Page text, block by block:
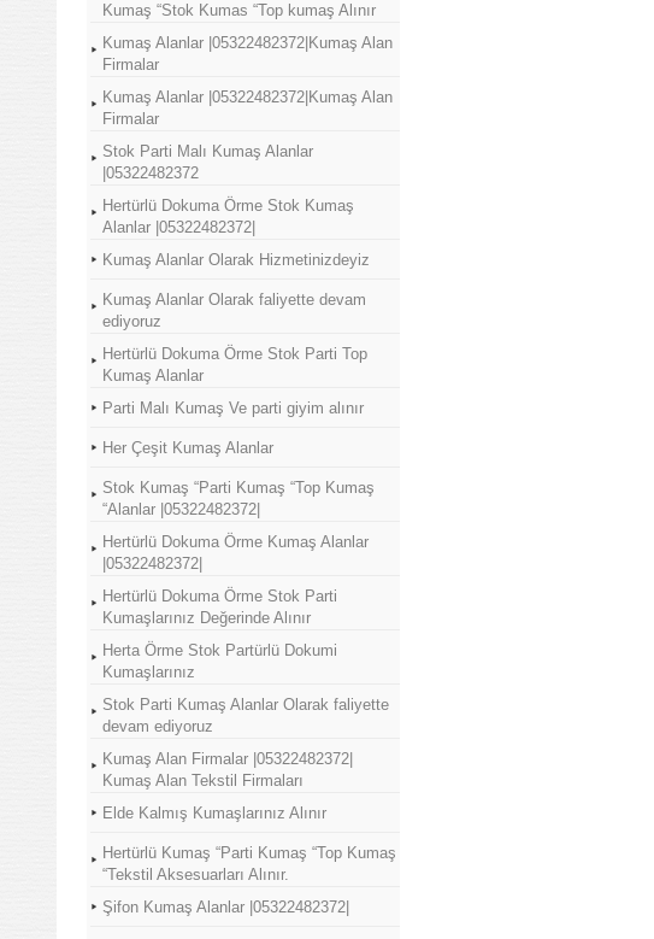
Kumaş “Stok Kumas “Top kumaş Alınır
Kumaş Alanlar |05322482372|Kumaş Alan
Firmalar
Kumaş Alanlar |05322482372|Kumaş Alan
Firmalar
Stok Parti Malı Kumaş Alanlar
|05322482372
Hertürlü Dokuma Örme Stok Kumaş
Alanlar |05322482372|
Kumaş Alanlar Olarak Hizmetinizdeyiz
Kumaş Alanlar Olarak faliyette devam
ediyoruz
Hertürlü Dokuma Örme Stok Parti Top
Kumaş Alanlar
Parti Malı Kumaş Ve parti giyim alınır
Her Çeşit Kumaş Alanlar
Stok Kumaş “Parti Kumaş “Top Kumaş
“Alanlar |05322482372|
Hertürlü Dokuma Örme Kumaş Alanlar
|05322482372|
Hertürlü Dokuma Örme Stok Parti
Kumaşlarınız Değerinde Alınır
Herta Örme Stok Partürlü Dokumi
Kumaşlarınız
Stok Parti Kumaş Alanlar Olarak faliyette
devam ediyoruz
Kumaş Alan Firmalar |05322482372|
Kumaş Alan Tekstil Firmaları
Elde Kalmış Kumaşlarınız Alınır
Hertürlü Kumaş “Parti Kumaş “Top Kumaş
“Tekstil Aksesuarları Alınır.
Şifon Kumaş Alanlar |05322482372|